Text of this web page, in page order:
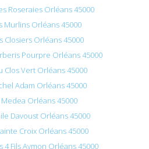
Roseraies Orléans 45000
Murlins Orléans 45000
Closiers Orléans 45000
Pourpre Orléans 45000
Vert Orléans 45000
Adam Orléans 45000
Orléans 45000
Davoust Orléans 45000
Croix Orléans 45000
Fils Aymon Orléans 45000